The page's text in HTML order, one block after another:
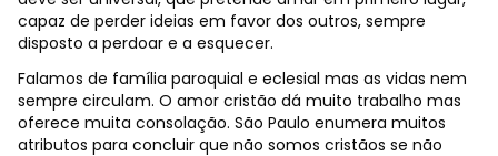
capaz de perder ideias em favor dos outros, sempre
disposto a perdoar e a esquecer.
Falamos de família paroquial e eclesial mas as vidas nem
sempre circulam. O amor cristão dá muito trabalho mas
oferece muita consolação. São Paulo enumera muitos
atributos para concluir que não somos cristãos se não